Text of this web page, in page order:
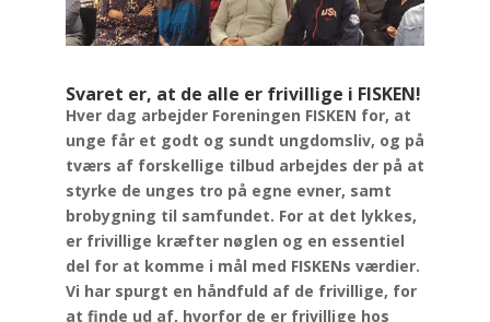
Svaret er, at de alle er frivillige i FISKEN!
Hver dag arbejder Foreningen FISKEN for, at
unge får et godt og sundt ungdomsliv, og på
tværs af forskellige tilbud arbejdes der på at
styrke de unges tro på egne evner, samt
brobygning til samfundet. For at det lykkes,
er frivillige kræfter nøglen og en essentiel
del for at komme i mål med FISKENs værdier.
Vi har spurgt en håndfuld af de frivillige, for
at finde ud af, hvorfor de er frivillige hos